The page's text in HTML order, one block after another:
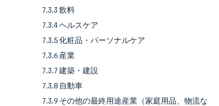
7.3.3 飲料
7.3.4 ヘルスケア
7.3.5 化粧品・パーソナルケア
7.3.6 産業
7.3.7 建築・建設
7.3.8 自動車
7.3.9 その他の最終用途産業（家庭用品、物流な